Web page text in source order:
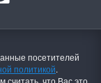
посетителей
политикой.